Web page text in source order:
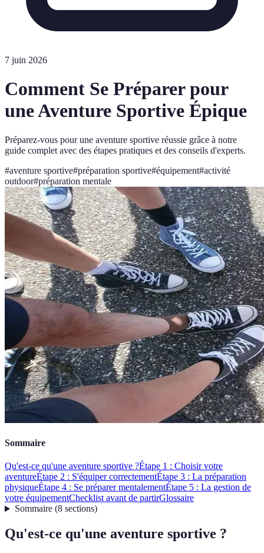
7 juin 2026
Comment Se Préparer pour
une Aventure Sportive Épique
Préparez-vous pour une aventure sportive réussie grâce à notre
guide complet avec des étapes pratiques et des conseils d'experts.
#aventure sportive#préparation sportive#équipement#activité
outdoor#préparation mentale
Sommaire
Qu'est-ce qu'une aventure sportive ?Étape 1 : Choisir votre
aventureÉtape 2 : S'équiper correctementÉtape 3 : La préparation
physiqueÉtape 4 : Se préparer mentalementÉtape 5 : La gestion de
votre équipementChecklist avant de partirGlossaire
Sommaire(8 sections)
Qu'est-ce qu'une aventure sportive ?